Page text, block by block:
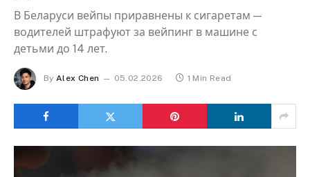
В Беларуси вейпы приравнены к сигаретам —
водителей штрафуют за вейпинг в машине с
детьми до 14 лет.
By Alex Chen 05.02.2026 1 Min Read